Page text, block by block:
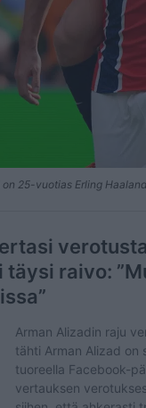
25-vuotias Erling